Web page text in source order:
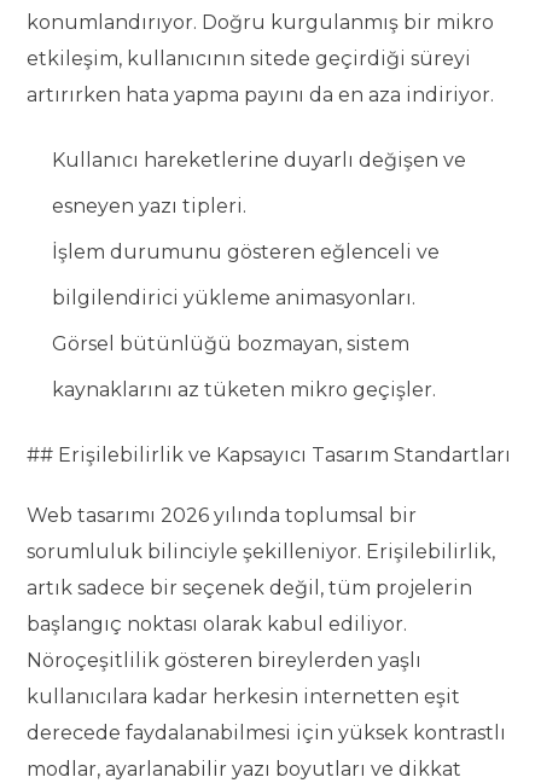
konumlandırıyor. Doğru kurgulanmış bir mikro
etkileşim, kullanıcının sitede geçirdiği süreyi
artırırken hata yapma payını da en aza indiriyor.
Kullanıcı hareketlerine duyarlı değişen ve
esneyen yazı tipleri.
İşlem durumunu gösteren eğlenceli ve
bilgilendirici yükleme animasyonları.
Görsel bütünlüğü bozmayan, sistem
kaynaklarını az tüketen mikro geçişler.
## Erişilebilirlik ve Kapsayıcı Tasarım Standartları
Web tasarımı 2026 yılında toplumsal bir
sorumluluk bilinciyle şekilleniyor. Erişilebilirlik,
artık sadece bir seçenek değil, tüm projelerin
başlangıç noktası olarak kabul ediliyor.
Nöroçeşitlilik gösteren bireylerden yaşlı
kullanıcılara kadar herkesin internetten eşit
derecede faydalanabilmesi için yüksek kontrastlı
modlar, ayarlanabilir yazı boyutları ve dikkat